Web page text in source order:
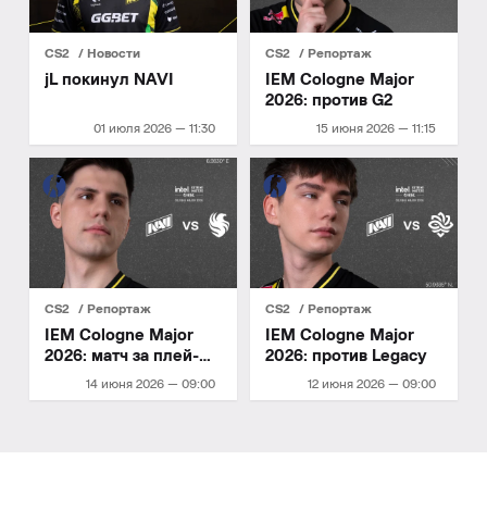
CS2 Новости
01 июля 2026 — 11:30
jL покинул NAVI
CS2 Репортаж
15 июня 2026 — 11:15
IEM Cologne Major
2026: против G2
CS2 Репортаж
14 июня 2026 — 09:00
IEM Cologne Major
2026: матч за плей-
CS2 Репортаж
12 июня 2026 — 09:00
IEM Cologne Major
2026: против Legacy